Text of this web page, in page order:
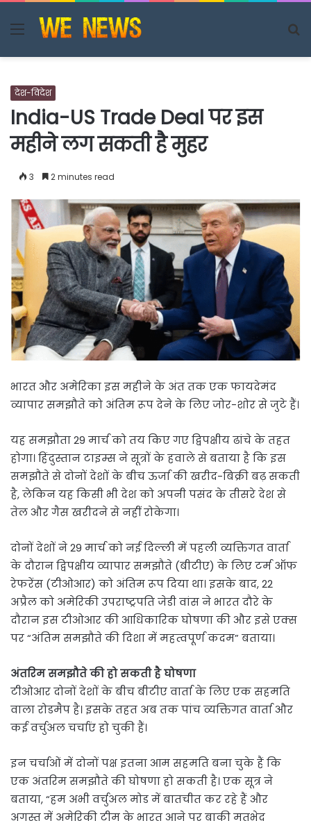
Menu
देश-विदेश
India-US Trade Deal पर इस
महीने लग सकती है मुहर
3 2 minutes read
भारत और अमेरिका इस महीने के अंत तक एक फायदेमंद
व्यापार समझौते को अंतिम रूप देने के लिए जोर-शोर से जुटे हैं।
यह समझौता 29 मार्च को तय किए गए द्विपक्षीय ढांचे के तहत
होगा। हिंदुस्तान टाइम्स ने सूत्रों के हवाले से बताया है कि इस
समझौते से दोनों देशों के बीच ऊर्जा की खरीद-बिक्री बढ़ सकती
है, लेकिन यह किसी भी देश को अपनी पसंद के तीसरे देश से
तेल और गैस खरीदने से नहीं रोकेगा।
दोनों देशों ने 29 मार्च को नई दिल्ली में पहली व्यक्तिगत वार्ता
के दौरान द्विपक्षीय व्यापार समझौते (बीटीए) के लिए टर्म ऑफ
रेफरेंस (टीओआर) को अंतिम रूप दिया था। इसके बाद, 22
अप्रैल को अमेरिकी उपराष्ट्रपति जेडी वांस ने भारत दौरे के
दौरान इस टीओआर की आधिकारिक घोषणा की और इसे एक्स
पर “अंतिम समझौते की दिशा में महत्वपूर्ण कदम” बताया।
अंतरिम समझौते की हो सकती है घोषणा
टीओआर दोनों देशों के बीच बीटीए वार्ता के लिए एक सहमति
वाला रोडमैप है। इसके तहत अब तक पांच व्यक्तिगत वार्ता और
कई वर्चुअल चर्चाएं हो चुकी हैं।
इन चर्चाओं में दोनों पक्ष इतना आम सहमति बना चुके हैं कि
एक अंतरिम समझौते की घोषणा हो सकती है। एक सूत्र ने
बताया, “हम अभी वर्चुअल मोड में बातचीत कर रहे हैं और
अगस्त में अमेरिकी टीम के भारत आने पर बाकी मतभेद